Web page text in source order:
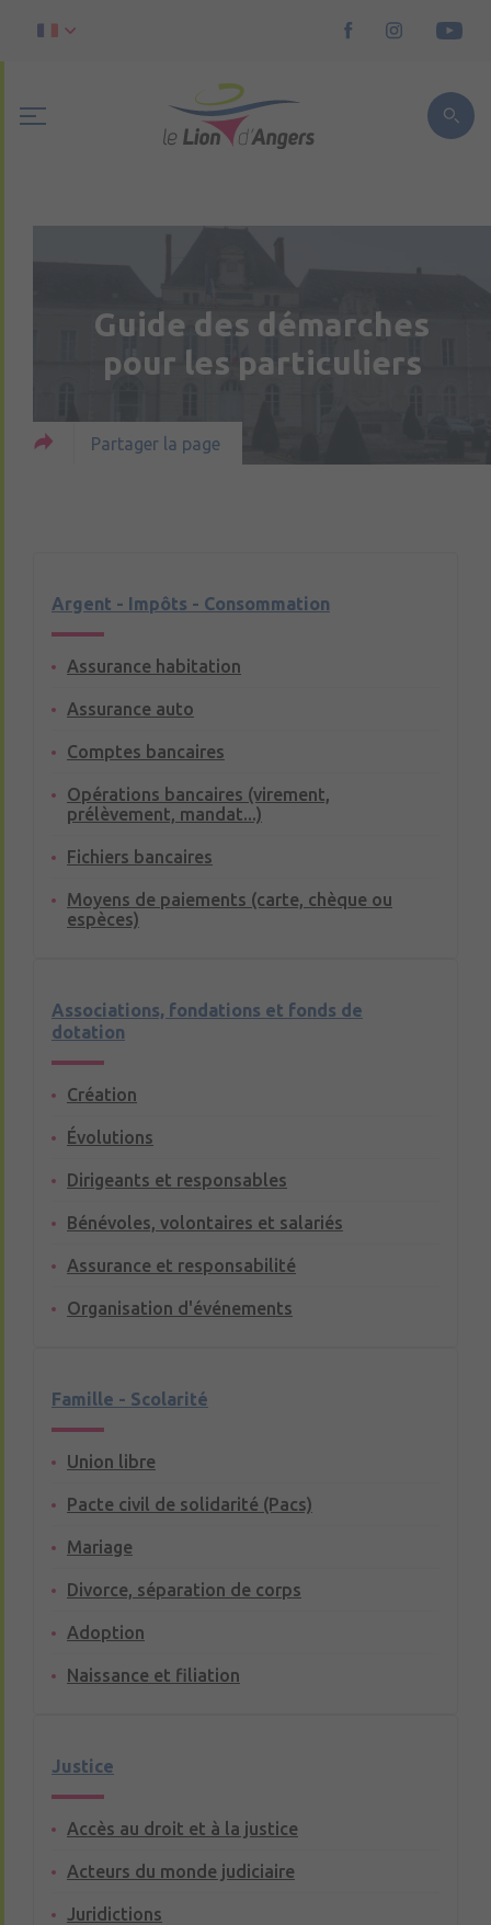
Guide des démarches
pour les particuliers
Partager la page
Argent - Impôts - Consommation
Assurance habitation
Assurance auto
Comptes bancaires
Opérations bancaires (virement,
prélèvement, mandat...)
Fichiers bancaires
Moyens de paiements (carte, chèque ou
espèces)
Associations, fondations et fonds de
dotation
Création
Évolutions
Dirigeants et responsables
Bénévoles, volontaires et salariés
Assurance et responsabilité
Organisation d'événements
Famille - Scolarité
Union libre
Pacte civil de solidarité (Pacs)
Mariage
Divorce, séparation de corps
Adoption
Naissance et filiation
Justice
Accès au droit et à la justice
Acteurs du monde judiciaire
Juridictions